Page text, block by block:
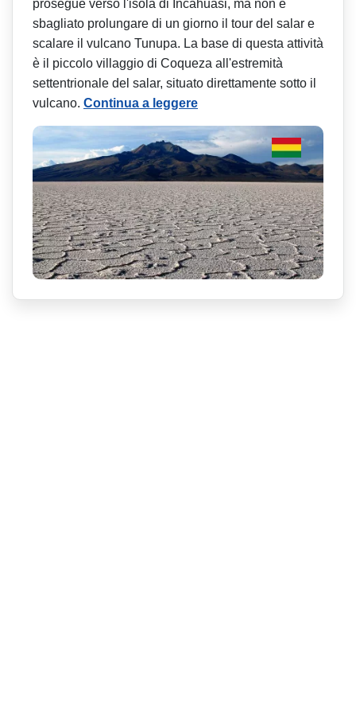
prosegue verso l'isola di Incahuasi, ma non è
sbagliato prolungare di un giorno il tour del salar e
scalare il vulcano Tunupa. La base di questa attività
è il piccolo villaggio di Coqueza all'estremità
settentrionale del salar, situato direttamente sotto il
vulcano. Continua a leggere